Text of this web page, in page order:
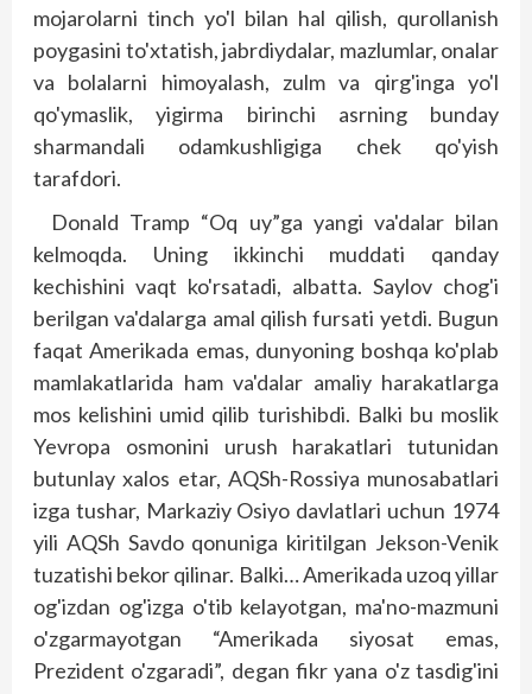
mojarolarni tinch yo'l bilan hal qilish, qurollanish
poygasini to'xtatish, jabrdiydalar, mazlumlar, onalar
va bolalarni himoyalash, zulm va qirg'inga yo'l
qo'ymaslik, yigirma birinchi asrning bunday
sharmandali odamkushligiga chek qo'yish
tarafdori.
Donald Tramp “Oq uy”ga yangi va'dalar bilan
kelmoqda. Uning ikkinchi muddati qanday
kechishini vaqt ko'rsatadi, albatta. Saylov chog'i
berilgan va'dalarga amal qilish fursati yetdi. Bugun
faqat Amerikada emas, dunyoning boshqa ko'plab
mamlakatlarida ham va'dalar amaliy harakatlarga
mos kelishini umid qilib turishibdi. Balki bu moslik
Yevropa osmonini urush harakatlari tutunidan
butunlay xalos etar, AQSh-Rossiya munosabatlari
izga tushar, Markaziy Osiyo davlatlari uchun 1974
yili AQSh Savdo qonuniga kiritilgan Jekson-Venik
tuzatishi bekor qilinar. Balki… Amerikada uzoq yillar
og'izdan og'izga o'tib kelayotgan, ma'no-mazmuni
o'zgarmayotgan “Amerikada siyosat emas,
Prezident o'zgaradi”, degan fikr yana o'z tasdig'ini